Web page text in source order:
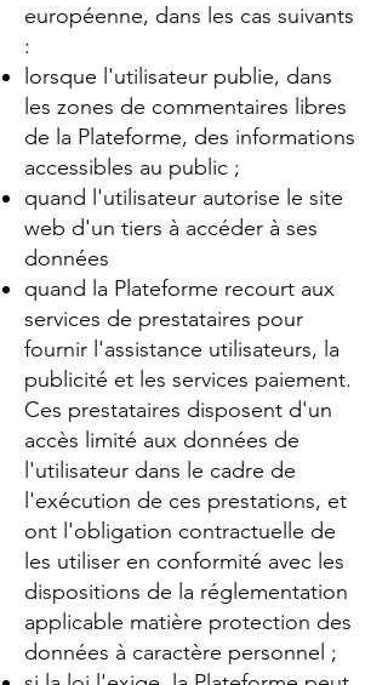
européenne, dans les cas suivants
:
lorsque l'utilisateur publie, dans
les zones de commentaires libres
de la Plateforme, des informations
accessibles au public ;
quand l'utilisateur autorise le site
web d'un tiers à accéder à ses
données
quand la Plateforme recourt aux
services de prestataires pour
fournir l'assistance utilisateurs, la
publicité et les services paiement.
Ces prestataires disposent d'un
accès limité aux données de
l'utilisateur dans le cadre de
l'exécution de ces prestations, et
ont l'obligation contractuelle de
les utiliser en conformité avec les
dispositions de la réglementation
applicable matière protection des
données à caractère personnel ;